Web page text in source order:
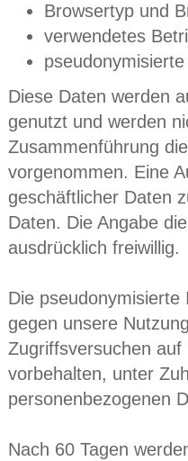
Browsertyp und
verwendetes
Diese Daten werden
genutzt und werden
Zusammenführung
vorgenommen. Eine
geschäftlicher Daten
Daten. Die Angabe
ausdrücklich freiwillig.
Die
gegen unsere
Zugriffsversuchen
vorbehalten, unter
personenbezogenen
Nach 60 Tagen